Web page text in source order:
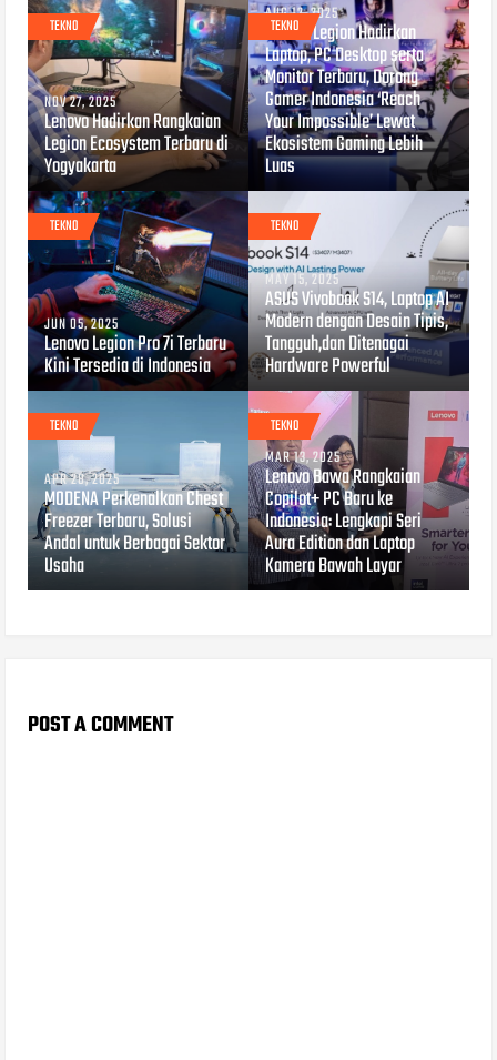
TEKNO
NOV 27, 2025
Lenovo Hadirkan Rangkaian
Legion Ecosystem Terbaru di
Yogyakarta
TEKNO
AUG 12, 2025
Lenovo Legion Hadirkan
Laptop, PC Desktop serta
Monitor Terbaru, Dorong
Gamer Indonesia ‘Reach
Your Impossible’ Lewat
Ekosistem Gaming Lebih
Luas
TEKNO
JUN 05, 2025
Lenovo Legion Pro 7i Terbaru
Kini Tersedia di Indonesia
TEKNO
MAY 15, 2025
ASUS Vivobook S14, Laptop AI
Modern dengan Desain Tipis,
Tangguh,dan Ditenagai
Hardware Powerful
TEKNO
APR 28, 2025
MODENA Perkenalkan Chest
Freezer Terbaru, Solusi
Andal untuk Berbagai Sektor
Usaha
TEKNO
MAR 13, 2025
Lenovo Bawa Rangkaian
Copilot+ PC Baru ke
Indonesia: Lengkapi Seri
Aura Edition dan Laptop
Kamera Bawah Layar
POST A COMMENT